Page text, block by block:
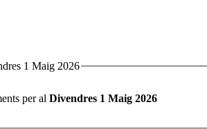
1 Maig 2026
per al Divendres 1 Maig 2026